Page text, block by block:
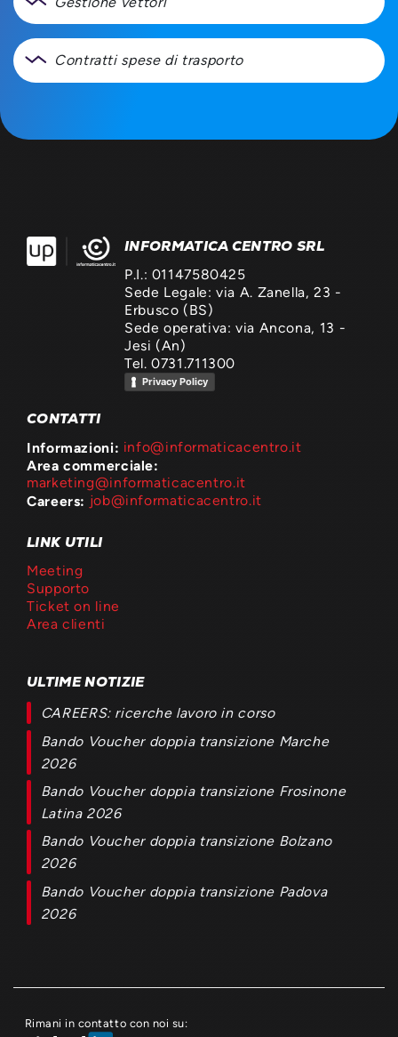
Contratti spese di trasporto
INFORMATICA CENTRO SRL
P.I.: 01147580425
Sede Legale: via A. Zanella, 23 -
Erbusco (BS)
Sede operativa: via Ancona, 13 -
Jesi (An)
Tel. 0731.711300
Privacy Policy
CONTATTI
Informazioni: info@informaticacentro.it
Area commerciale:
marketing@informaticacentro.it
Careers: job@informaticacentro.it
LINK UTILI
Meeting
Supporto
Ticket on line
Area clienti
ULTIME NOTIZIE
CAREERS: ricerche lavoro in corso
Bando Voucher doppia transizione Marche
2026
Bando Voucher doppia transizione Frosinone
Latina 2026
Bando Voucher doppia transizione Bolzano
2026
Bando Voucher doppia transizione Padova
2026
Rimani in contatto con noi su: